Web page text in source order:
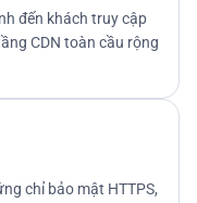
đến khách truy cập
CDN toàn cầu rộng
chỉ bảo mật HTTPS,